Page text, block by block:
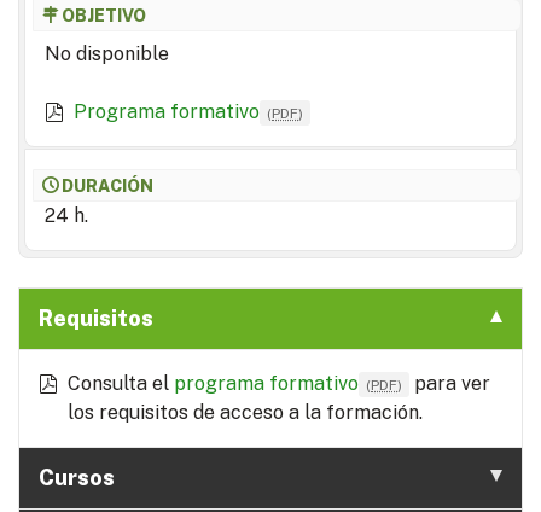
OBJETIVO
No disponible
Programa formativo (PDF)
DURACIÓN
24 h.
Requisitos
Consulta el programa formativo (PDF)
para ver
los requisitos de acceso a la formación.
Cursos